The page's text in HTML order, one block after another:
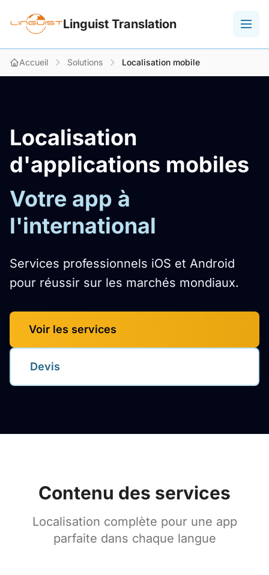
Linguist Translation
Accueil Solutions Localisation mobile
Localisation
d'applications mobiles
Votre app à
l'international
Services professionnels iOS et Android
pour réussir sur les marchés mondiaux.
Voir les services
Devis
Contenu des services
Localisation complète pour une app
parfaite dans chaque langue